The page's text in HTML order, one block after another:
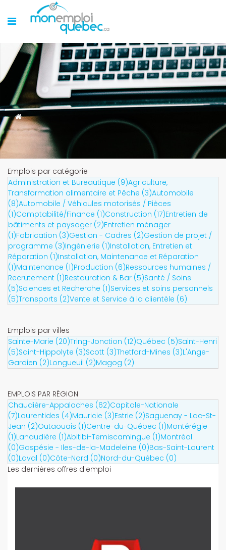
Emplois par catégorie
Administration et Bureautique (9)Agriculture,
Transformation alimentaire et Pêche (3)Automobile
(8)Automobile / Véhicules motorisés / Pièces
(1)Comptabilité/Finance (1)Construction (17)Entretien de
bâtiments et paysager (2)Entretien ménager
(1)Fabrication (3)Gestion - Cadres (2)Gestion de projet /
programme (3)Ingénierie (1)Installation, Entretien et
Réparation (1)Installation, Maintenance et Réparation
(1)Maintenance (1)Production (6)Ressources humaines /
Recrutement (1)Restauration & Bar (5)Santé / Soins
(5)Sciences et Recherche (1)Services et soins personnels
(5)Transports (2)Vente et Service à la clientèle (6)
Emplois par villes
Sainte-Marie (20)Tring-Jonction (12)Québec (5)Saint-Henri
(5)Saint-Hippolyte (3)Scott (3)Thetford-Mines (3)L'Ange-
Gardien (2)Longueuil (2)Magog (2)
EMPLOIS PAR RÉGION
Chaudière-Appalaches (62)Capitale-Nationale
(7)Laurentides (4)Mauricie (3)Estrie (2)Saguenay - Lac-St-
Jean (2)Outaouais (1)Centre-du-Québec (1)Montérégie
(1)Lanaudière (1)Abitibi-Temiscamingue (1)Montréal
(0)Gaspésie - Iles-de-la-Madeleine (0)Bas-Saint-Laurent
(0)Laval (0)Côte-Nord (0)Nord-du-Québec (0)
Les dernières offres d'emploi